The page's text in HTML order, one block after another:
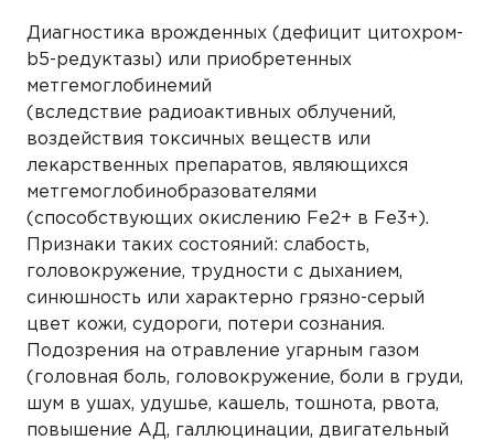
Диагностика врожденных (дефицит цитохром-
b5-редуктазы) или приобретенных
метгемоглобинемий
(вследствие радиоактивных облучений,
воздействия токсичных веществ или
лекарственных препаратов, являющихся
метгемоглобинобразователями
(способствующих окислению Fe2+ в Fe3+).
Признаки таких состояний: слабость,
головокружение, трудности с дыханием,
синюшность или характерно грязно-серый
цвет кожи, судороги, потери сознания.
Подозрения на отравление угарным газом
(головная боль, головокружение, боли в груди,
шум в ушах, удушье, кашель, тошнота, рвота,
повышение АД, галлюцинации, двигательный